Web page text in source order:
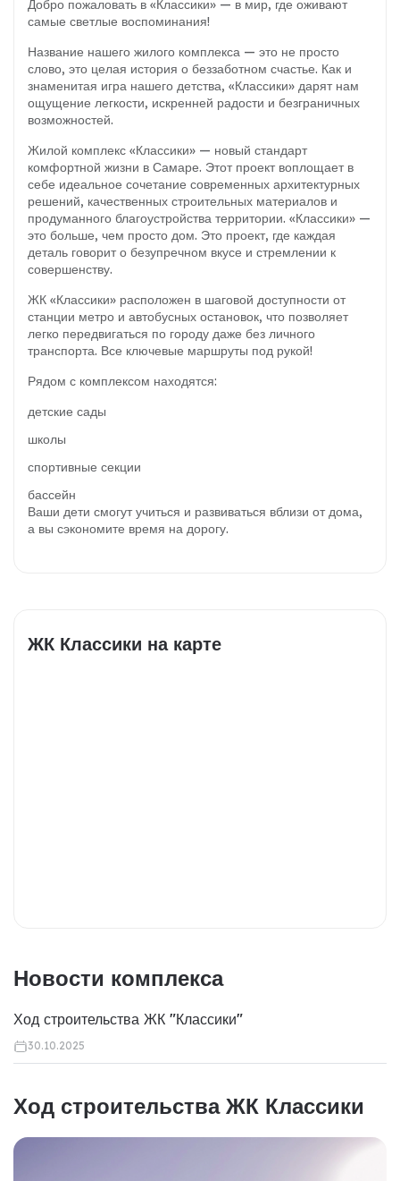
Добро пожаловать в «Классики» — в мир, где оживают
самые светлые воспоминания!
Название нашего жилого комплекса — это не просто
слово, это целая история о беззаботном счастье. Как и
знаменитая игра нашего детства, «Классики» дарят нам
ощущение легкости, искренней радости и безграничных
возможностей.
Жилой комплекс «Классики» — новый стандарт
комфортной жизни в Самаре. Этот проект воплощает в
себе идеальное сочетание современных архитектурных
решений, качественных строительных материалов и
продуманного благоустройства территории. «Классики» —
это больше, чем просто дом. Это проект, где каждая
деталь говорит о безупречном вкусе и стремлении к
совершенству.
ЖК «Классики» расположен в шаговой доступности от
станции метро и автобусных остановок, что позволяет
легко передвигаться по городу даже без личного
транспорта. Все ключевые маршруты под рукой!
Рядом с комплексом находятся:
детские сады
школы
спортивные секции
бассейн
Ваши дети смогут учиться и развиваться вблизи от дома,
а вы сэкономите время на дорогу.
ЖК Классики на карте
Новости комплекса
Ход строительства ЖК "Классики"
30.10.2025
Ход строительства ЖК Классики